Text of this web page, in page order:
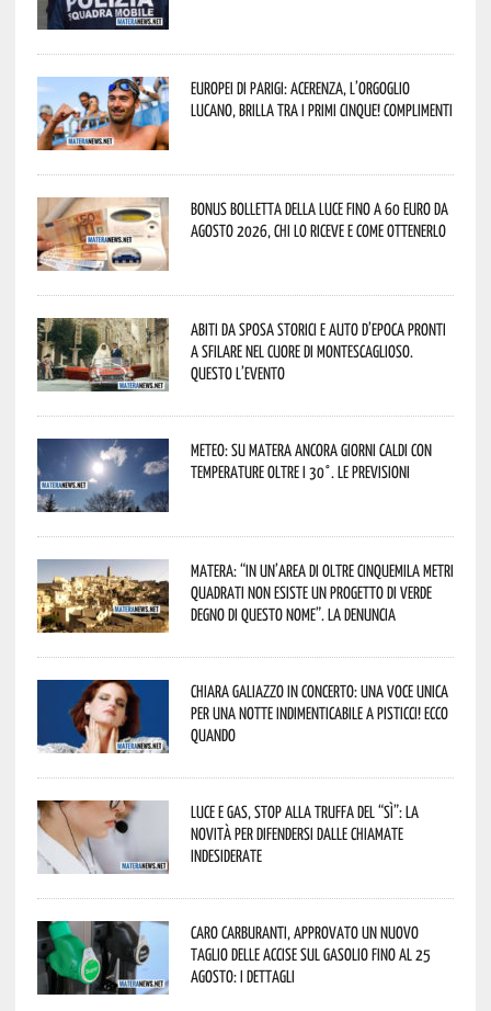
Europei di Parigi: Acerenza, l’orgoglio
lucano, brilla tra i primi cinque! Complimenti
Bonus bolletta della luce fino a 60 euro da
agosto 2026, chi lo riceve e come ottenerlo
Abiti da sposa storici e auto d’epoca pronti
a sfilare nel cuore di Montescaglioso.
Questo l’evento
Meteo: su Matera ancora giorni caldi con
temperature oltre i 30°. Le previsioni
Matera: “In un’area di oltre cinquemila metri
quadrati non esiste un progetto di verde
degno di questo nome”. La denuncia
Chiara Galiazzo in concerto: una voce unica
per una notte indimenticabile a Pisticci! Ecco
quando
Luce e gas, stop alla truffa del “Sì”: la
novità per difendersi dalle chiamate
indesiderate
Caro carburanti, approvato un nuovo
taglio delle accise sul gasolio fino al 25
agosto: i dettagli